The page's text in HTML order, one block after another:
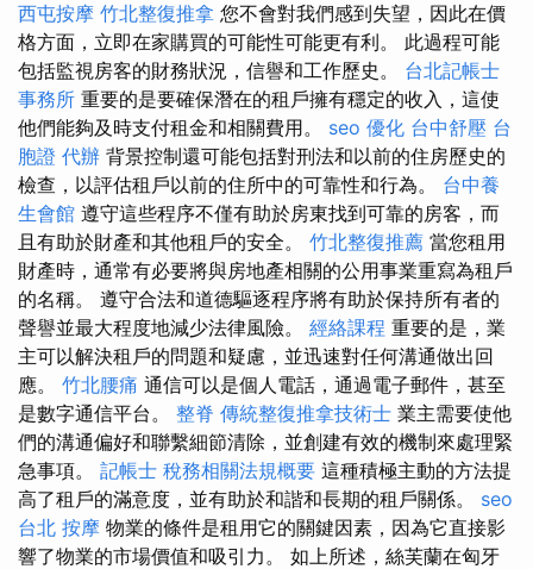
西屯按摩 竹北整復推拿 您不會對我們感到失望，因此在價
格方面，立即在家購買的可能性可能更有利。 此過程可能
包括監視房客的財務狀況，信譽和工作歷史。 台北記帳士
事務所 重要的是要確保潛在的租戶擁有穩定的收入，這使
他們能夠及時支付租金和相關費用。 seo 優化 台中舒壓 台
胞證 代辦 背景控制還可能包括對刑法和以前的住房歷史的
檢查，以評估租戶以前的住所中的可靠性和行為。 台中養
生會館 遵守這些程序不僅有助於房東找到可靠的房客，而
且有助於財產和其他租戶的安全。 竹北整復推薦 當您租用
財產時，通常有必要將與房地產相關的公用事業重寫為租戶
的名稱。 遵守合法和道德驅逐程序將有助於保持所有者的
聲譽並最大程度地減少法律風險。 經絡課程 重要的是，業
主可以解決租戶的問題和疑慮，並迅速對任何溝通做出回
應。 竹北腰痛 通信可以是個人電話，通過電子郵件，甚至
是數字通信平台。 整脊 傳統整復推拿技術士 業主需要使他
們的溝通偏好和聯繫細節清除，並創建有效的機制來處理緊
急事項。 記帳士 稅務相關法規概要 這種積極主動的方法提
高了租戶的滿意度，並有助於和諧和長期的租戶關係。 seo
台北 按摩 物業的條件是租用它的關鍵因素，因為它直接影
響了物業的市場價值和吸引力。 如上所述，絲芙蘭在匈牙